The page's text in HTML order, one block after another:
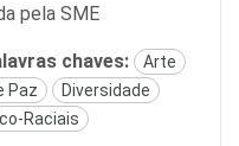
pela SME
chaves:
Arte
Paz
Diversidade
Raciais